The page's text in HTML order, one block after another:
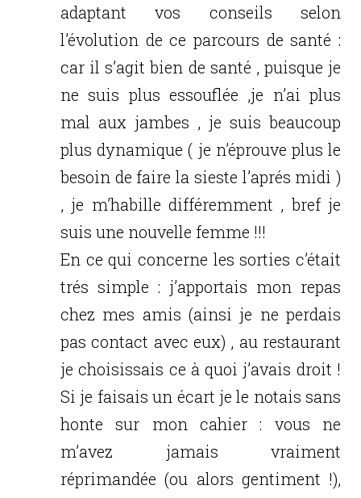
adaptant vos conseils selon
l’évolution de ce parcours de santé :
car il s’agit bien de santé , puisque je
ne suis plus essouflée ,je n’ai plus
mal aux jambes , je suis beaucoup
plus dynamique ( je n’éprouve plus le
besoin de faire la sieste l’aprés midi )
, je m’habille différemment , bref je
suis une nouvelle femme !!!
En ce qui concerne les sorties c’était
trés simple : j’apportais mon repas
chez mes amis (ainsi je ne perdais
pas contact avec eux) , au restaurant
je choisissais ce à quoi j’avais droit !
Si je faisais un écart je le notais sans
honte sur mon cahier : vous ne
m’avez jamais vraiment
réprimandée (ou alors gentiment !),